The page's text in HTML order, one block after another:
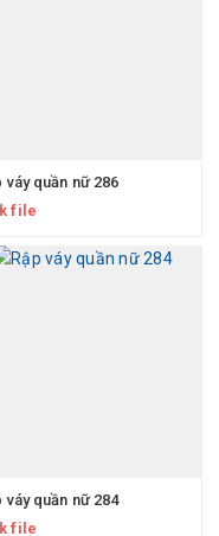
váy quần nữ 286
file
váy quần nữ 284
file